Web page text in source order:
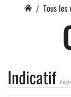
Tous les
Indicatif